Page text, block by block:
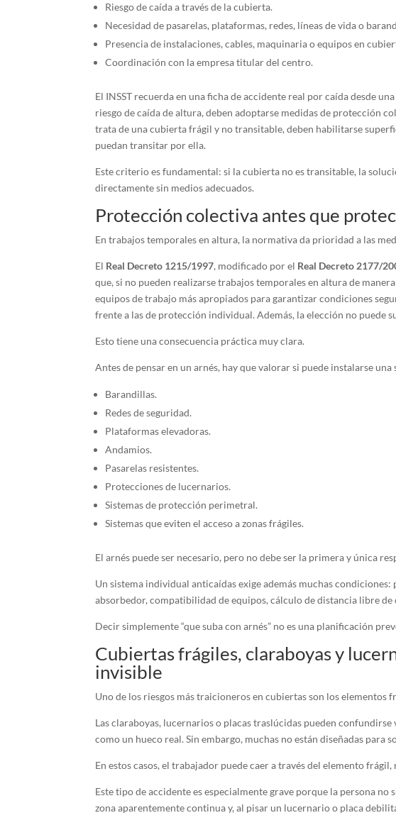
Riesgo de caída a través de la cubierta.
Necesidad de pasarelas, plataformas, redes, líneas de vida o
Presencia de instalaciones, cables, maquinaria o equipos en
Coordinación con la empresa titular del centro.
El INSST recuerda en una ficha de accidente real por caída desde
riesgo de caída de altura, deben adoptarse medidas de protección
trata de una cubierta frágil y no transitable, deben habilitarse
puedan transitar por ella.
Este criterio es fundamental: si la cubierta no es transitable, la
directamente sin medios adecuados.
Protección colectiva antes que
En trabajos temporales en altura, la normativa da prioridad a las
El Real Decreto 1215/1997, modificado por el Real Decreto 2177/
que, si no pueden realizarse trabajos temporales en altura de
equipos de trabajo más apropiados para garantizar condiciones
frente a las de protección individual. Además, la elección no puede
Esto tiene una consecuencia práctica muy clara.
Antes de pensar en un arnés, hay que valorar si puede instalarse
Barandillas.
Redes de seguridad.
Plataformas elevadoras.
Andamios.
Pasarelas resistentes.
Protecciones de lucernarios.
Sistemas de protección perimetral.
Sistemas que eviten el acceso a zonas frágiles.
El arnés puede ser necesario, pero no debe ser la primera y única
Un sistema individual anticaídas exige además muchas
absorbedor, compatibilidad de equipos, cálculo de distancia libre
Decir simplemente “que suba con arnés” no es una planificación
Cubiertas frágiles, claraboyas y
invisible
Uno de los riesgos más traicioneros en cubiertas son los elementos
Las claraboyas, lucernarios o placas traslúcidas pueden
como un hueco real. Sin embargo, muchas no están diseñadas para
En estos casos, el trabajador puede caer a través del elemento
Este tipo de accidente es especialmente grave porque la persona
zona aparentemente continua y, al pisar un lucernario o placa